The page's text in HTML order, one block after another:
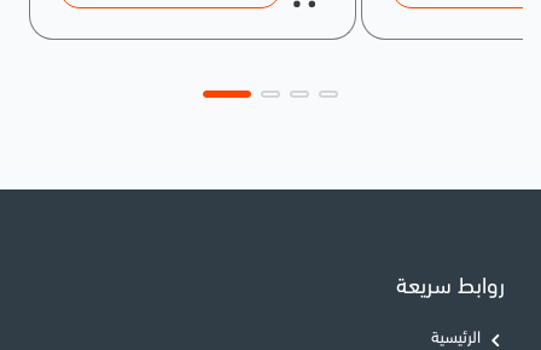
روابط سريعة
الرئيسية